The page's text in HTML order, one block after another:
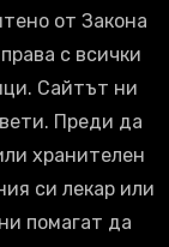
от Закона
с всички
Сайтът ни
Преди да
хранителен
си лекар или
помагат да